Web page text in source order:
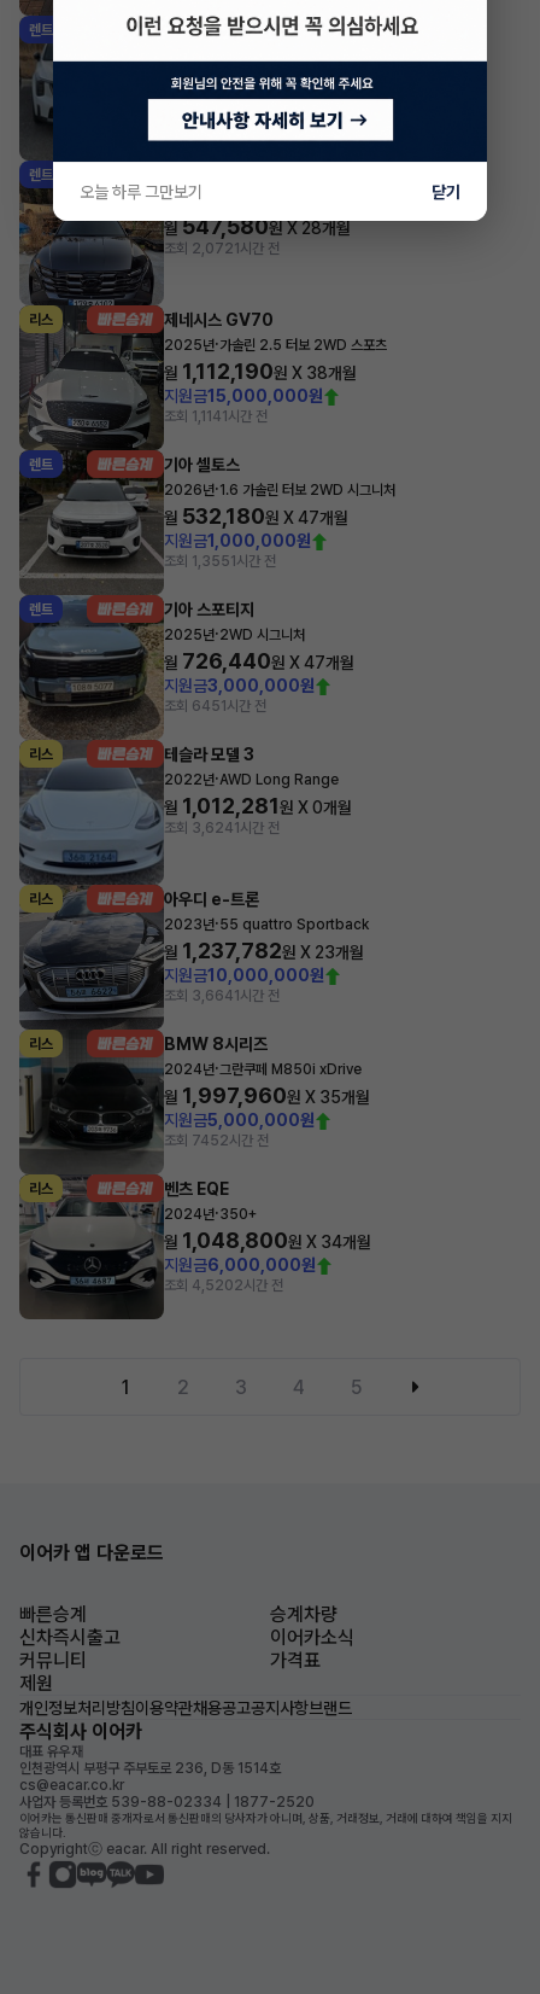
렌트 기아 쏘렌토
월744,700원 X42개월
조회 1,1611시간 전
렌트
2024년
월 547,580원 X 28개월
조회 2,0721시간 전
리스 제네시스 GV70
2025년·가솔린 2.5 터보 2WD 스포츠
월 1,112,190원 X 38개월
지원금15,000,000원
조회 1,1141시간 전
렌트 기아 셀토스
2026년·1.6 가솔린 터보 2WD 시그니처
월 532,180원 X47개월
지원금1,000,000원
조회 1,3551시간 전
렌트 기아 스포티지
2025년·2WD 시그니처
월 726,440원 X47개월
지원금3,000,000원
조회 6451시간 전
리스 테슬라 모델 3
2022년·AWD Long Range
월 1,012,281원 X0개월
조회 3,6241시간 전
리스 아우디 e-트론
2023년·55 quattro Sportback
월 1,237,782원 X 23개월
지원금10,000,000원
조회 3,6641시간 전
리스 BMW 8시리즈
2024년·그란쿠페 M850i xDrive
월 1,997,960원 X 35개월
지원금5,000,000원
조회 7452시간 전
리스 벤츠 EQE
2024년·350+
월 1,048,800원 X 34개월
지원금6,000,000원
조회 4,5202시간 전
1 2 3 4 5
이어카 앱 다운로드
빠른승계
승계차량
신차즉시출고
이어카소식
커뮤니티
가격표
제원
개인정보처리방침이용약관채용공고공지사항브랜드
주식회사 이어카
대표 유우재
인천광역시 부평구 주부토로 236, D동 1514호
cs@eacar.co.kr
사업자 등록번호 539-88-02334 | 1877-2520
이어카는 통신판매 중개자로서 통신판매의 당사자가 아니며, 상품, 거래정보, 거래에 대하여 책임을 지지
않습니다.
Copyrightⓒ eacar. All right reserved.
오늘 하루 그만보기 닫기